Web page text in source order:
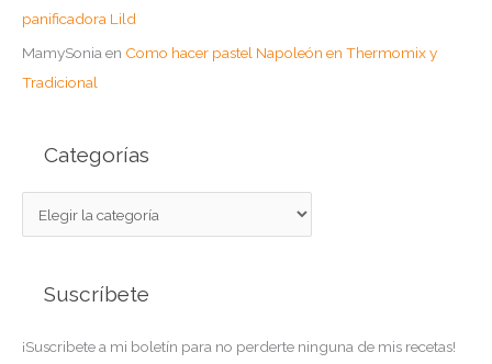
panificadora Lild
MamySonia en Como hacer pastel Napoleón en Thermomix y
Tradicional
Categorías
a
o
Suscríbete
¡Suscribete a mi boletín para no perderte ninguna de mis recetas!